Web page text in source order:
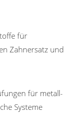
für
Zahnersatz und
für metall-
Systeme